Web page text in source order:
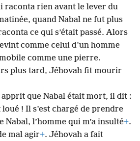
raconta rien avant le lever du
quand Nabal ne fut plus
ce qui s’était passé. Alors
comme celui d’un homme
comme une pierre.
plus tard, Jéhovah fit mourir
apprit que Nabal était mort, il dit :
! Il s’est chargé de prendre
Nabal, l’homme qui m’a insulté+.
mal agir+. Jéhovah a fait